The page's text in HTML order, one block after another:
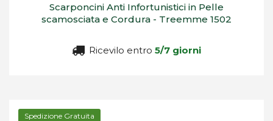
Scarponcini Anti Infortunistici in Pelle
scamosciata e Cordura - Treemme 1502
Ricevilo entro 5/7 giorni
Spedizione Gratuita